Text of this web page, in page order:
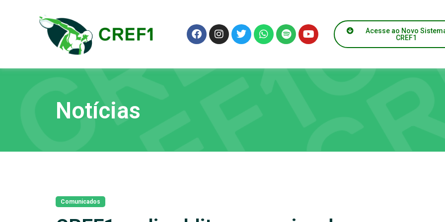
Acesse ao Novo
CREF1
Notícias
Comunicados